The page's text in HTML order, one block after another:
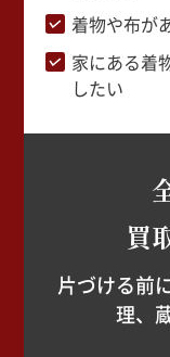
着物や布が
家にある着
したい
買
片づける前
理、